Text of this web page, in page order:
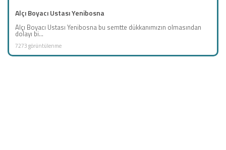
Alçı Boyacı Ustası Yenibosna
Alçı Boyacı Ustası Yenibosna bu semtte dükkanımızın olmasından
dolayı bi...
7273 görüntülenme